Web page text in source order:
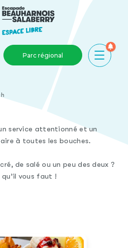
Parc régional
service attentionné et un
à toutes les bouches.
de salé ou un peu des deux ?
vous faut !